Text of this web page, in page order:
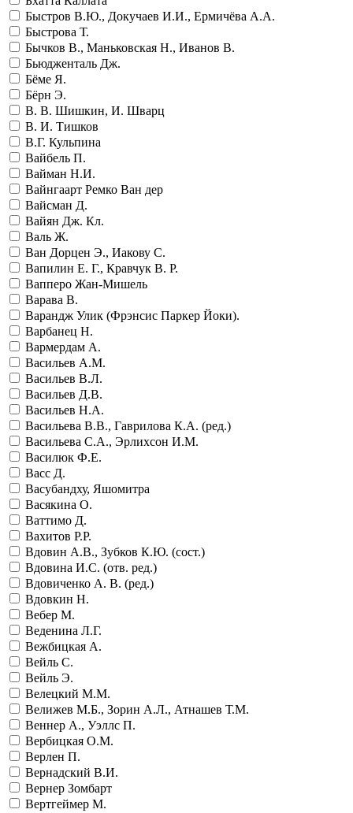
Быстров В.Ю., Докучаев И.И., Ермичёва А.А.
Быстрова Т.
Бычков В., Маньковская Н., Иванов В.
Бьюдженталь Дж.
Бёме Я.
Бёрн Э.
В. В. Шишкин, И. Шварц
В. И. Тишков
В.Г. Кульпина
Вайбель П.
Вайман Н.И.
Вайнгаарт Ремко Ван дер
Вайсман Д.
Вайян Дж. Кл.
Валь Ж.
Ван Дорцен Э., Иакову С.
Вапилин Е. Г., Кравчук В. Р.
Вапперо Жан-Мишель
Варава В.
Варандж Улик (Фрэнсис Паркер Йоки).
Варбанец Н.
Вармердам А.
Васильев А.М.
Васильев В.Л.
Васильев Д.В.
Васильев Н.А.
Васильева В.В., Гаврилова К.А. (ред.)
Васильева С.А., Эрлихсон И.М.
Василюк Ф.Е.
Васс Д.
Васубандху, Яшомитра
Васякина О.
Ваттимо Д.
Вахитов Р.Р.
Вдовин А.В., Зубков К.Ю. (сост.)
Вдовина И.С. (отв. ред.)
Вдовиченко А. В. (ред.)
Вдовкин Н.
Вебер М.
Веденина Л.Г.
Вежбицкая А.
Вейль С.
Вейль Э.
Велецкий М.М.
Велижев М.Б., Зорин А.Л., Атнашев Т.М.
Веннер А., Уэллс П.
Вербицкая О.М.
Верлен П.
Вернадский В.И.
Вернер Зомбарт
Вертгеймер М.